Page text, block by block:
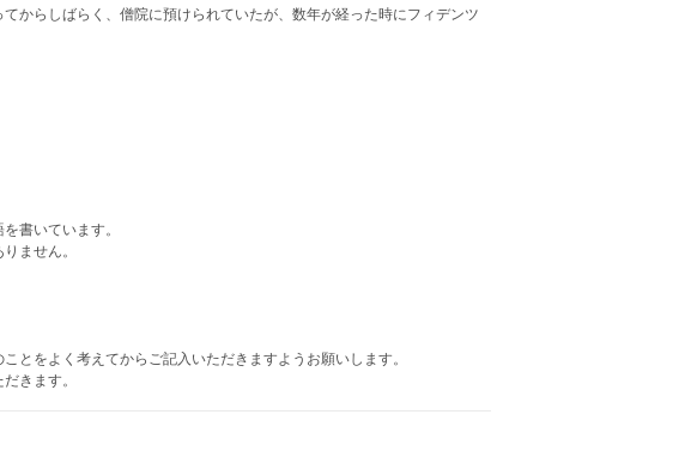
からしばらく、僧院に預けられていたが、数年が経った時にフィデンツ
書いています。
ません。
とをよく考えてからご記入いただきますようお願いします。
きます。